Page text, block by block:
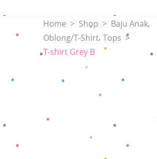
Home > Shop > Baju Anak,
Oblong/T-Shirt, Tops >
T-shirt Grey B